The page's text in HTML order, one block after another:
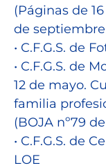
(Páginas de
de septiembre
• C.F.G.S. de
• C.F.G.S. de
12 de mayo.
familia
(BOJA nº79
• C.F.G.S. de
LOE